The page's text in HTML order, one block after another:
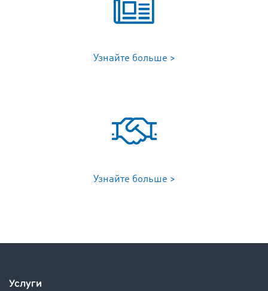
Узнайте больше >
Узнайте больше >
Услуги